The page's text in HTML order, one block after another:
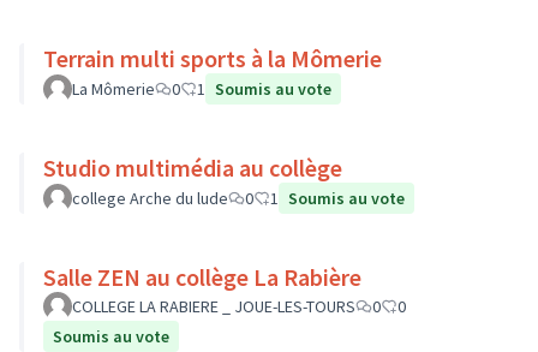
Terrain multi sports à la Mômerie
La Mômerie 0 1 Soumis au vote
Studio multimédia au collège
college Arche du lude 0 1 Soumis au vote
Salle ZEN au collège La Rabière
COLLEGE LA RABIERE _ JOUE-LES-TOURS 0
0
Soumis au vote